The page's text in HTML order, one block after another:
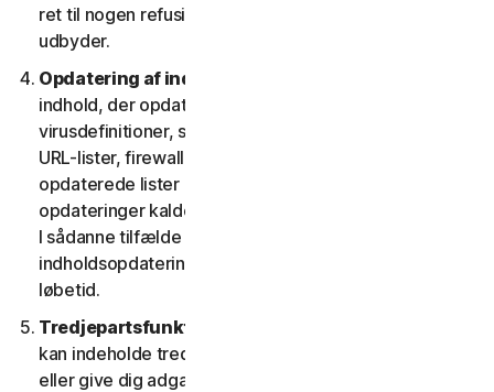
ret til nogen refusion af os af gebyrer, du betaler til en
udbyder.
Opdatering af indhold.
indhold, der opdateres med jævne mellemrum, såsom
virusdefinitioner, spywaredefinitioner, antispamregler,
URL-lister, firewallregler, data om sikkerhedshuller og
opdaterede lister over godkendte websteder. Disse
opdateringer kaldes under ét "indholdsopdateringer".
I sådanne tilfælde har du adgang til gældende
indholdsopdateringer til tjenesterne i tjenestens
løbetid.
Tredjepartsfunktioner eller -indhold.
kan indeholde tredjepartsfunktioner og -funktionalitet
eller give dig adgang til indhold på en tredjeparts